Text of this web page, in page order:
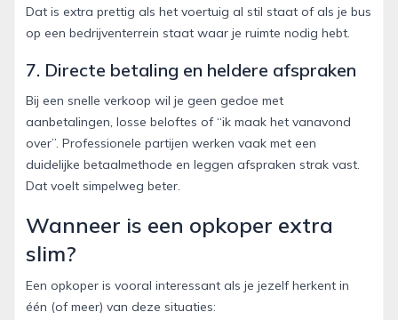
Dat is extra prettig als het voertuig al stil staat of als je bus
op een bedrijventerrein staat waar je ruimte nodig hebt.
7. Directe betaling en heldere afspraken
Bij een snelle verkoop wil je geen gedoe met
aanbetalingen, losse beloftes of “ik maak het vanavond
over”. Professionele partijen werken vaak met een
duidelijke betaalmethode en leggen afspraken strak vast.
Dat voelt simpelweg beter.
Wanneer is een opkoper extra
slim?
Een opkoper is vooral interessant als je jezelf herkent in
één (of meer) van deze situaties: